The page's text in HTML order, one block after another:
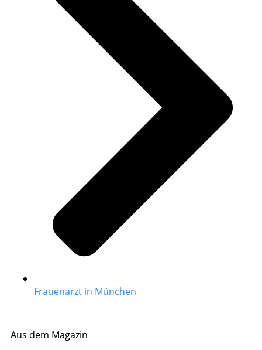
Frauenarzt in München
Aus dem Magazin